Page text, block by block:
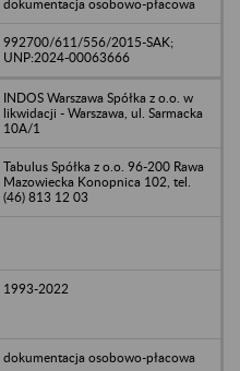
dokumentacja osobowo-płacowa
992700/611/556/2015-SAK;
UNP:2024-00063666
INDOS Warszawa Spółka z o.o. w
likwidacji - Warszawa, ul. Sarmacka
10A/1
Tabulus Spółka z o.o. 96-200 Rawa
Mazowiecka Konopnica 102, tel.
(46) 813 12 03
1993-2022
dokumentacja osobowo-płacowa